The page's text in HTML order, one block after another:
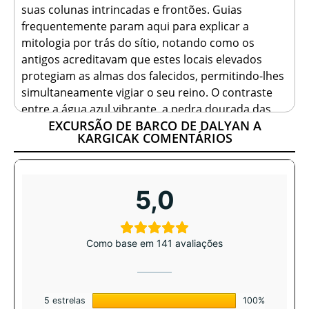
suas colunas intrincadas e frontões. Guias
frequentemente param aqui para explicar a
mitologia por trás do sítio, notando como os
antigos acreditavam que estes locais elevados
protegiam as almas dos falecidos, permitindo-lhes
simultaneamente vigiar o seu reino. O contraste
entre a água azul vibrante, a pedra dourada das
tumbas e os juncos verdes cria um espetáculo
visual que parece quase surreal, oferecendo uma
conexão profunda com uma civilização que
Sol, Areia e Conservação na
Pristina Praia de Iztuzu
Deixando para trás a gravidade histórica das
doce encontra a extensão azul do Mar
EXCURSÃO DE BARCO DE DALYAN A
KARGICAK COMENTÁRIOS
5,0
Como base em 141 avaliações
5 estrelas
100%